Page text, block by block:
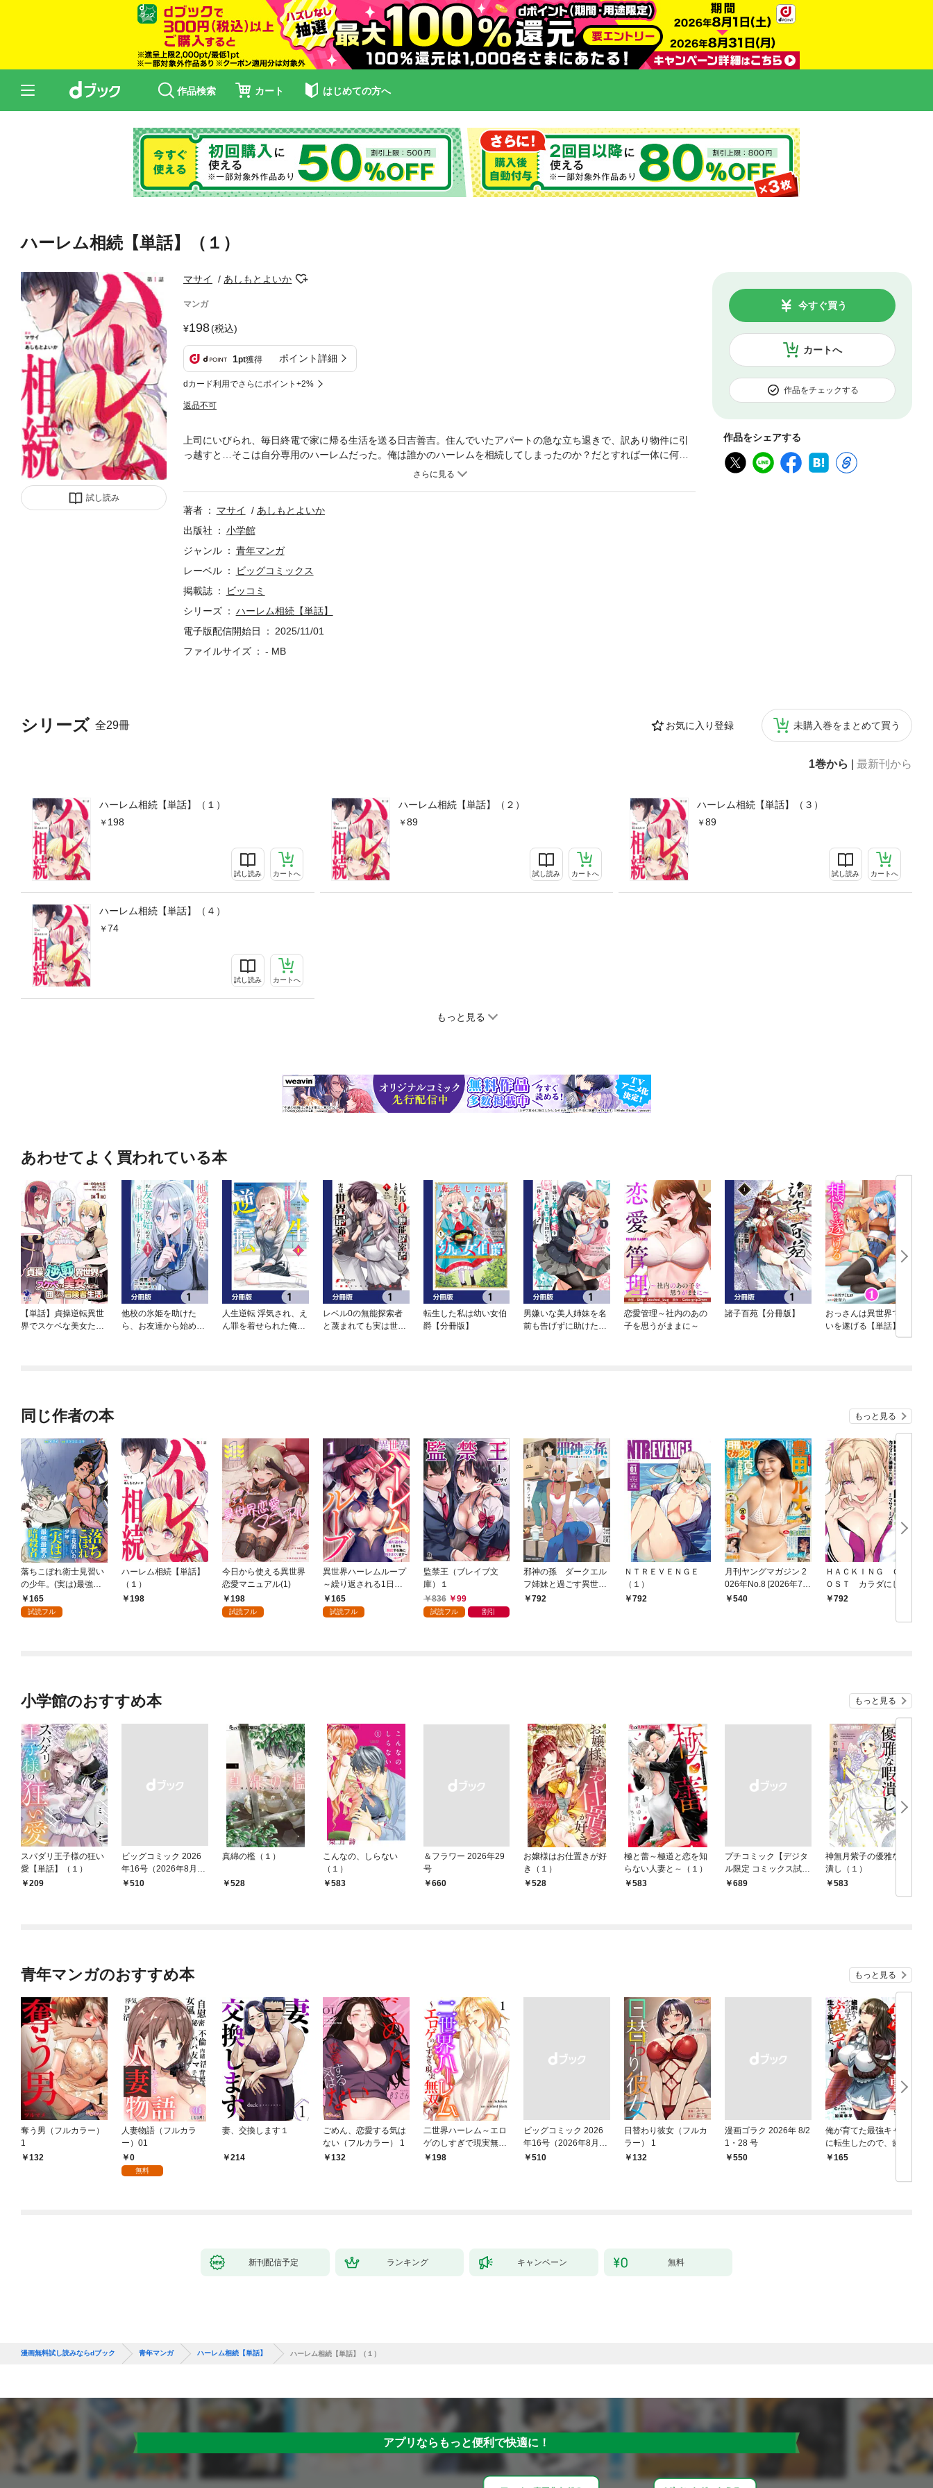
作品検索 カート はじめての方へ
ハーレム相続【単話】（１）
試し読み
マサイ あしもとよいか
マンガ
198(税込)
1pt獲得 ポイント詳細
dカード利用でさらにポイント+2%
返品不可
カートへ
今すぐ買う
作品をチェックする
作品をシェアする
シリーズ 全29冊 お気に入り登録 未購入巻をまとめて買う
1巻から 最新刊から
ハーレム相続【単話】（１）
198
試し読み カートへ
ハーレム相続【単話】（２）
89
試し読み カートへ
ハーレム相続【単話】（３）
89
試し読み カートへ
ハーレム相続【単話】（４）
74
試し読み カートへ
もっと見る
上司にいびられ、毎日終電で家に帰る生活を送る日吉善吉。住んでいたアパートの急な立ち退きで、訳あり物件に引
っ越すと…そこは自分専用のハーレムだった。俺は誰かのハーレムを相続してしまったのか？だとすれば一体に何の
ために…怪しさと妖しさ。謎めくハーレム生活が始まる。原作：マサイ・漫画：あしもとよいか『監禁王』のタッグ
著者 マサイ
あしもとよいか
出版社
小学館
ジャンル
青年マンガ
レーベル
ビッグコミックス
掲載誌
ビッコミ
シリーズ
ハーレム相続【単話】
電子版配信開始日
2025/11/01
ファイルサイズ
- MB
あわせてよく買われている本
【単話】貞操逆転異世
界でスケベな美女たち
他校の氷姫を助けた
ら、お友達から始める
人生逆転 浮気され、え
ん罪を着せられた俺
レベル0の無能探索者
と蔑まれても実は世界
転生した私は幼い女伯
爵【分冊版】
男嫌いな美人姉妹を名
前も告げずに助けたら
恋愛管理～社内のあの
子を思うがままに～
諸子百苑【分冊版】
おっさんは異世界で想
いを遂げる【単話】
同じ作者の本 もっと見る
落ちこぼれ衛士見習い
の少年。(実は)最強最
悪の暗殺者。 【連載
版】: 1
165
試読フル
ハーレム相続【単話】
（１）
198
今日から使える異世界
恋愛マニュアル(1)
198
試読フル
異世界ハーレムループ
～繰り返される1日か
ら脱出する為に抱きま
くります～(1)
165
試読フル
監禁王（ブレイブ文
庫）１
836
99
試読フル 割引
邪神の孫 ダークエル
フ姉妹と過ごす異世界
引きこもり生活（１）
792
ＮＴＲＥＶＥＮＧＥ
（１）
792
月刊ヤングマガジン 2
026年No.8 [2026年7月
16日発売]
540
ＨＡＣＫＩＮＧ ＧＨ
ＯＳＴ カラダにしか
価値のない学園（１）
792
小学館のおすすめ本 もっと見る
スパダリ王子様の狂い
愛【単話】（１）
209
ビッグコミック 2026
年16号（2026年8月7
日発売）
￥510
真綿の檻（１）
528
こんなの、しらない
（１）
583
＆フラワー 2026年29
号
￥660
お嬢様はお仕置きが好
き（１）
528
極と蕾～極道と恋を知
らない人妻と～（１）
583
プチコミック【デジタ
ル限定 コミックス試し
読み特典付き】 2026
￥689
神無月紫子の優雅な暇
潰し（１）
583
青年マンガのおすすめ本 もっと見る
奪う男（フルカラー）
1
132
人妻物語（フルカラ
ー）01
0
無料
妻、交換します１
214
ごめん、恋愛する気は
ない（フルカラー） 1
132
二世界ハーレム～エロ
ゲのしすぎで現実無双
～１198
ビッグコミック 2026
年16号（2026年8月7
日発売）
￥510
日替わり彼女（フルカ
ラー） 1
132
漫画ゴラク 2026年 8/2
1・28 号
￥550
俺が育てた最強キャラ
に転生したので、歯向
かうヤツはすべてぶん
165
新刊配信予定 ランキング キャンペーン 無料
漫画無料試し読みならdブック 青年マンガ ハーレム相続【単話】 ハーレム相続【単話】（１）
アプリならもっと便利で快適に！